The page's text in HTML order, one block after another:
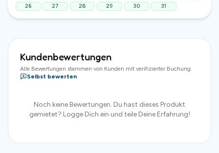
26
27 28 29 30 31
Kundenbewertungen
Alle Bewertungen stammen von Kunden mit verifizierter Buchung.
Selbst bewerten
Noch keine Bewertungen. Du hast dieses Produkt
gemietet? Logge Dich ein und teile Deine Erfahrung!